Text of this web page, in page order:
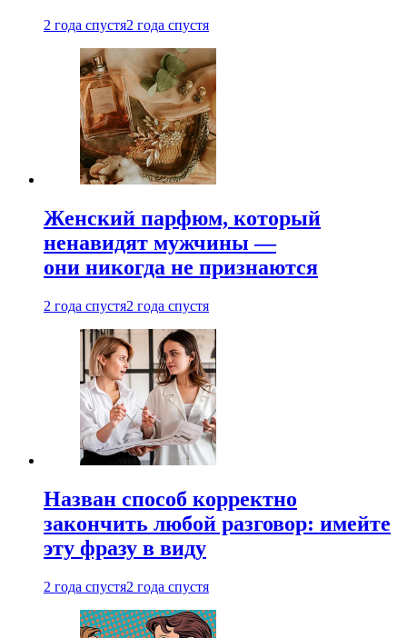
2 года спустя2 года спустя
Женский парфюм, который
ненавидят мужчины —
они никогда не признаются
2 года спустя2 года спустя
Назван способ корректно
закончить любой разговор: имейте
эту фразу в виду
2 года спустя2 года спустя